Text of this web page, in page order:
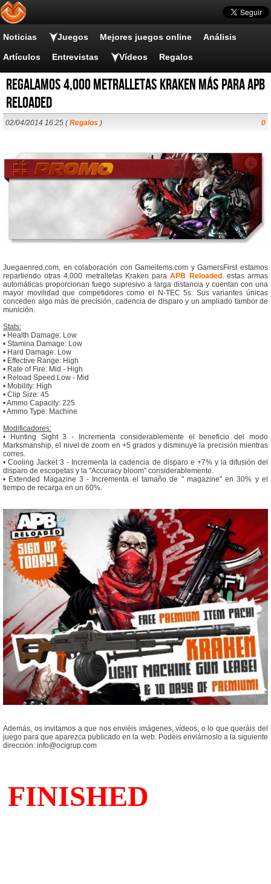
Noticias Juegos Mejores juegos online Análisis
Artículos Entrevistas Vídeos Regalos
Regalamos 4,000 metralletas Kraken más para APB
Reloaded
02/04/2014 16:25 (Regalos ) 0
Juegaenred.com, en colaboración con Gameitems.com y GamersFirst estamos
repartiendo otras 4,000 metralletas Kraken paraAPB Reloaded . estas armas
automáticas proporcionan fuego supresivo a larga distancia y cuentan con una
mayor movilidad que competidores como el N-TEC 5s. Sus variantes únicas
conceden algo más de precisión, cadencia de disparo y un ampliado tambor de
munición.
Stats:
• Health Damage: Low
• Stamina Damage: Low
• Hard Damage: Low
• Effective Range: High
• Rate of Fire: Mid - High
• Reload Speed:Low - Mid
• Mobility: High
• Clip Size: 45
• Ammo Capacity: 225
• Ammo Type: Machine
Modificadores:
• Hunting Sight 3 - Incrementa considerablemente el beneficio del modo
Marksmanship, el nivel de zoom en +5 grados y disminuye la precisión mientras
corres.
• Cooling Jacket 3 - Incrementa la cadencia de disparo e +7% y la difusión del
disparo de escopetas y la "Accuracy bloom" considerablemente.
• Extended Magazine 3 - Incrementa el tamaño de " magazine" en 30% y el
tiempo de recarga en un 60%.
Además, os invitamos a que nos enviéis imágenes, vídeos, o lo que queráis del
juego para que aparezca publicado en la web. Podéis enviárnoslo a la siguiente
dirección: info@ocigrup.com